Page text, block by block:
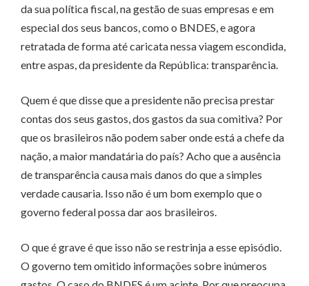
da sua política fiscal, na gestão de suas empresas e em
especial dos seus bancos, como o BNDES, e agora
retratada de forma até caricata nessa viagem escondida,
entre aspas, da presidente da República: transparência.
Quem é que disse que a presidente não precisa prestar
contas dos seus gastos, dos gastos da sua comitiva? Por
que os brasileiros não podem saber onde está a chefe da
nação, a maior mandatária do país? Acho que a ausência
de transparência causa mais danos do que a simples
verdade causaria. Isso não é um bom exemplo que o
governo federal possa dar aos brasileiros.
O que é grave é que isso não se restrinja a esse episódio.
O governo tem omitido informações sobre inúmeros